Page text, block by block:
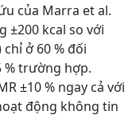
của Marra et al.
±200 kcal so với
ở 60 % đối
% trường hợp.
±10 % ngay cả với
động không tin